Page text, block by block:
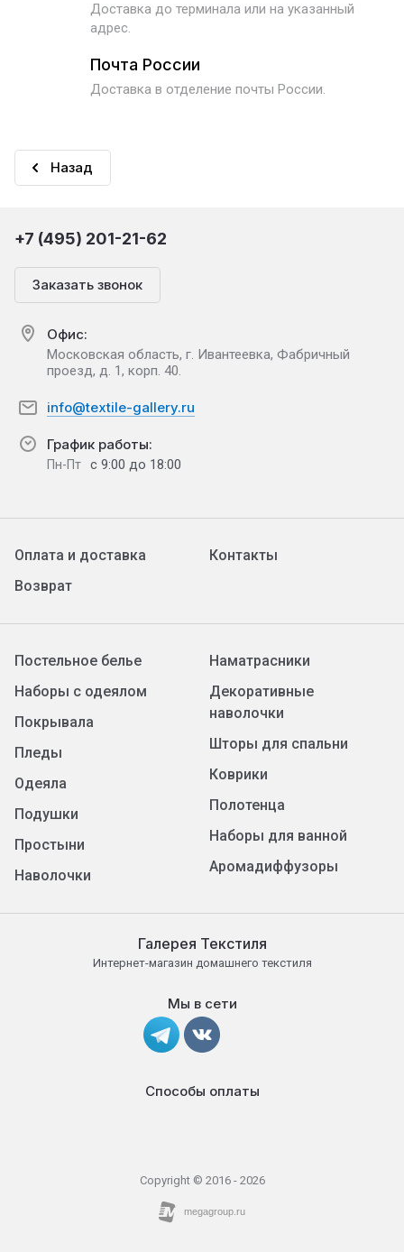
Доставка до терминала или на указанный
адрес.
Почта России
Доставка в отделение почты России.
Назад
+7 (495) 201-21-62
Заказать звонок
Офис:
Московская область, г. Ивантеевка, Фабричный
проезд, д. 1, корп. 40.
info@textile-gallery.ru
График работы:
Пн-Пт с 9:00 до 18:00
Оплата и доставка
Возврат
Контакты
Постельное белье
Наборы с одеялом
Покрывала
Пледы
Одеяла
Подушки
Простыни
Наволочки
Наматрасники
Декоративные
наволочки
Шторы для спальни
Коврики
Полотенца
Наборы для ванной
Аромадиффузоры
Галерея Текстиля
Интернет-магазин домашнего текстиля
Мы в сети
Способы оплаты
Copyright © 2016 - 2026